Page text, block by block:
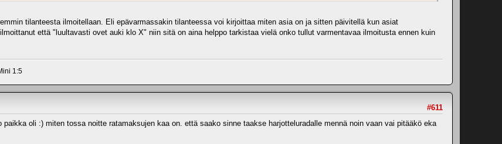
tilanteesta ilmoitellaan. Eli epävarmassakin tilanteessa voi kirjoittaa miten asia on ja sitten päivitellä kun asiat
että "luultavasti ovet auki klo X" niin sitä on aina helppo tarkistaa vielä onko tullut varmentavaa ilmoitusta ennen kuin
1:5
#611
paikka oli :) miten tossa noitte ratamaksujen kaa on. että saako sinne taakse harjotteluradalle mennä noin vaan vai pitääkö eka